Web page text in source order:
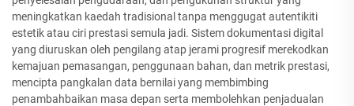
meningkatkan kaedah tradisional tanpa menggugat autentikiti
estetik atau ciri prestasi semula jadi. Sistem dokumentasi digital
yang diuruskan oleh pengilang atap jerami progresif merekodkan
kemajuan pemasangan, penggunaan bahan, dan metrik prestasi,
mencipta pangkalan data bernilai yang membimbing
penambahbaikan masa depan serta membolehkan penjadualan